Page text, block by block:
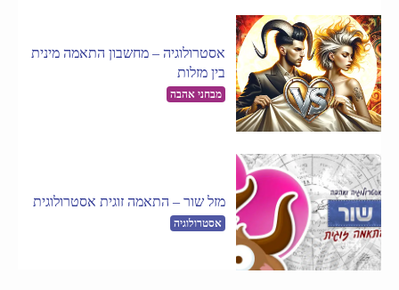
אסטרולוגיה – מחשבון התאמה מינית
בין מזלות
מבחני אהבה
מזל שור – התאמה זוגית אסטרולוגית
אסטרולוגיה